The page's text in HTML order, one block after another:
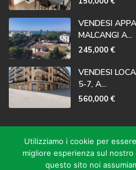
VENDESI
MALCANGI A...
245,000 €
VENDESI
5-7, A...
560,000 €
Utilizziamo i cookie per
migliore esperienza sul
questo sito noi